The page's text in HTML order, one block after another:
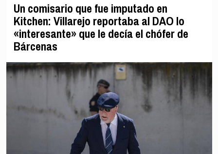
Un comisario que fue imputado en
Kitchen: Villarejo reportaba al DAO lo
«interesante» que le decía el chófer de
Bárcenas